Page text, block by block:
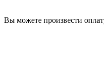
Вы можете произвести